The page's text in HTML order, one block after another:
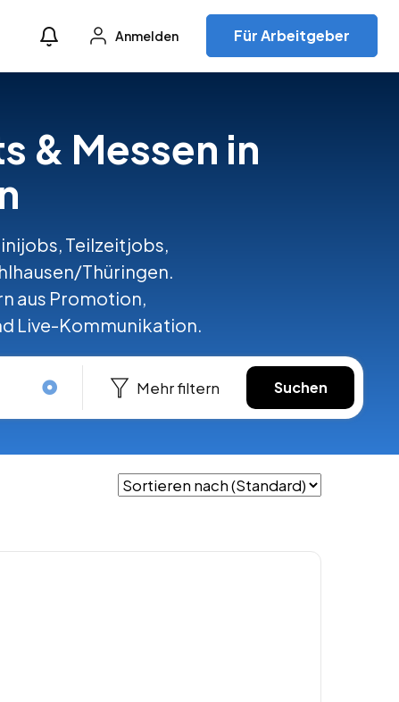
Anmelden Für Arbeitgeber
& Messen in
Teilzeitjobs,
Thüringen.
aus Promotion,
Live-Kommunikation.
Mehr filtern Suchen